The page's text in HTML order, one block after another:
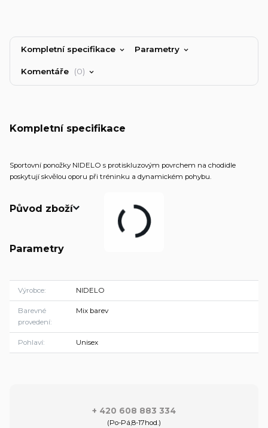
Kompletní specifikace Parametry
Komentáře 0
Kompletní specifikace
Sportovní ponožky NIDELO s protiskluzovým povrchem na chodidle
poskytují skvělou oporu při tréninku a dynamickém pohybu.
Původ zboží
Parametry
Výrobce NIDELO
Barevné
provedení
Mix barev
Pohlaví Unisex
+ 420 608 883 334
(Po-Pá,8-17hod.)